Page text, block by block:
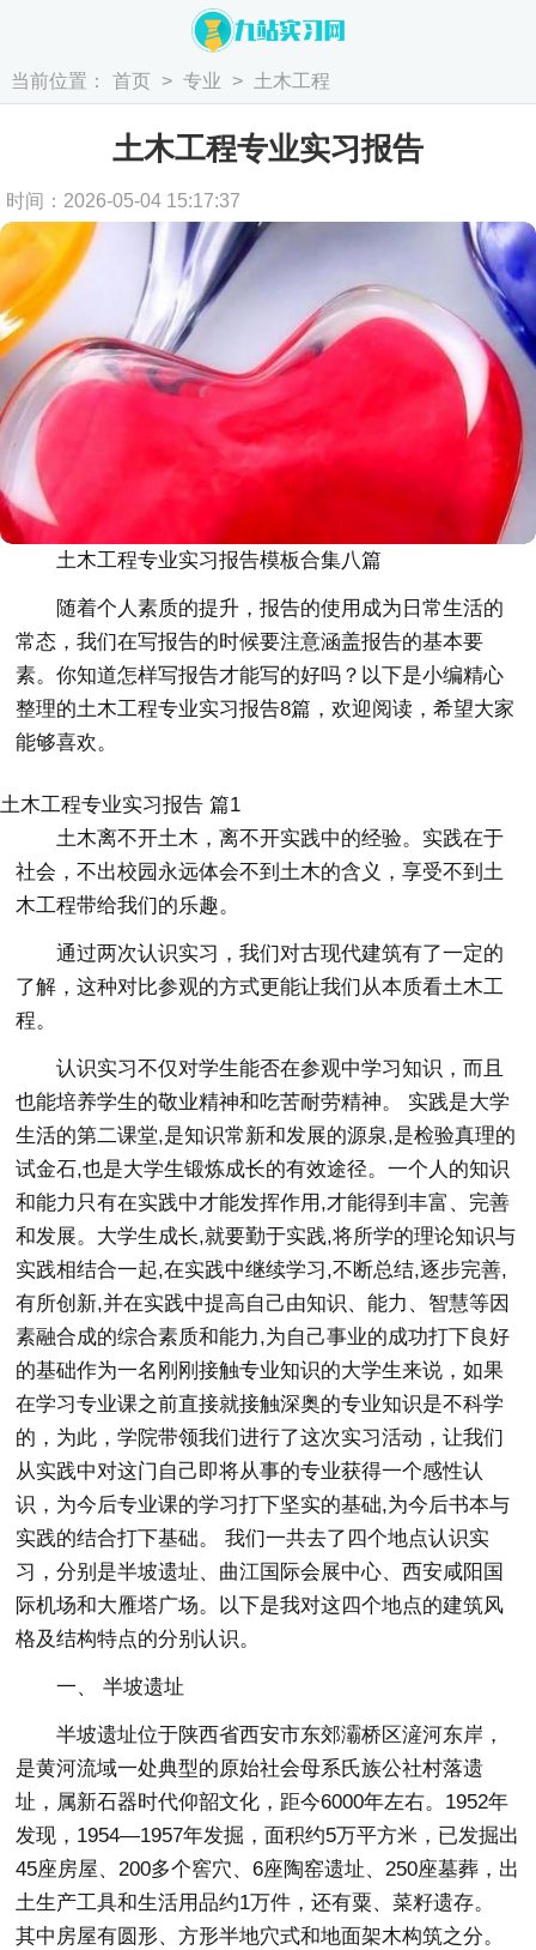
当前位置： 首页 > 专业 > 土木工程
土木工程专业实习报告
时间：2026-05-04 15:17:37
土木工程专业实习报告模板合集八篇
随着个人素质的提升，报告的使用成为日常生活的
常态，我们在写报告的时候要注意涵盖报告的基本要
素。你知道怎样写报告才能写的好吗？以下是小编精心
整理的土木工程专业实习报告8篇，欢迎阅读，希望大家
能够喜欢。
土木工程专业实习报告 篇1
土木离不开土木，离不开实践中的经验。实践在于
社会，不出校园永远体会不到土木的含义，享受不到土
木工程带给我们的乐趣。
通过两次认识实习，我们对古现代建筑有了一定的
了解，这种对比参观的方式更能让我们从本质看土木工
程。
认识实习不仅对学生能否在参观中学习知识，而且
也能培养学生的敬业精神和吃苦耐劳精神。 实践是大学
生活的第二课堂,是知识常新和发展的源泉,是检验真理的
试金石,也是大学生锻炼成长的有效途径。一个人的知识
和能力只有在实践中才能发挥作用,才能得到丰富、完善
和发展。大学生成长,就要勤于实践,将所学的理论知识与
实践相结合一起,在实践中继续学习,不断总结,逐步完善,
有所创新,并在实践中提高自己由知识、能力、智慧等因
素融合成的综合素质和能力,为自己事业的成功打下良好
的基础作为一名刚刚接触专业知识的大学生来说，如果
在学习专业课之前直接就接触深奥的专业知识是不科学
的，为此，学院带领我们进行了这次实习活动，让我们
从实践中对这门自己即将从事的专业获得一个感性认
识，为今后专业课的学习打下坚实的基础,为今后书本与
实践的结合打下基础。 我们一共去了四个地点认识实
习，分别是半坡遗址、曲江国际会展中心、西安咸阳国
际机场和大雁塔广场。以下是我对这四个地点的建筑风
格及结构特点的分别认识。
一、 半坡遗址
半坡遗址位于陕西省西安市东郊灞桥区滻河东岸，
是黄河流域一处典型的原始社会母系氏族公社村落遗
址，属新石器时代仰韶文化，距今6000年左右。1952年
发现，1954—1957年发掘，面积约5万平方米，已发掘出
45座房屋、200多个窖穴、6座陶窑遗址、250座墓葬，出
土生产工具和生活用品约1万件，还有粟、菜籽遗存。
其中房屋有圆形、方形半地穴式和地面架木构筑之分。